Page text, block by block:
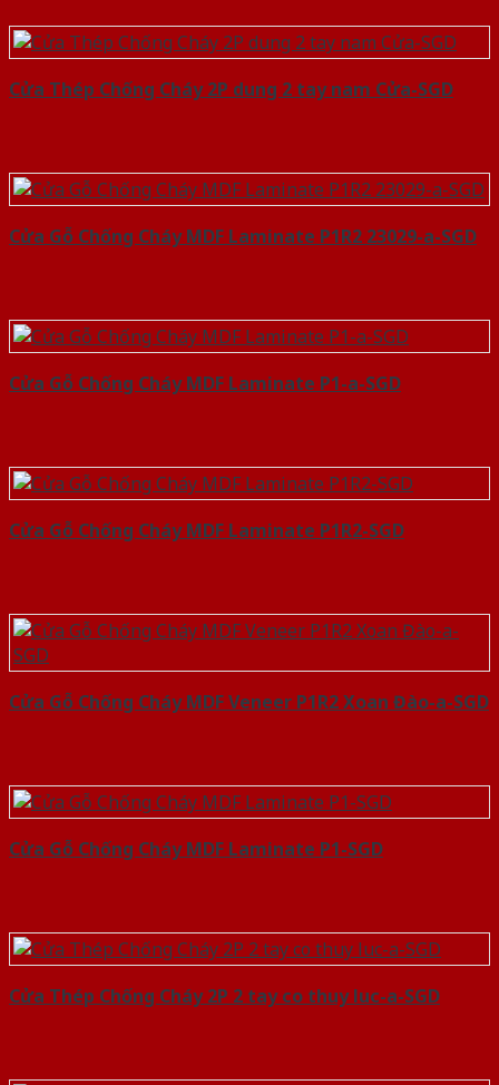
Cửa Thép Chống Cháy 2P dung 2 tay nam Cửa-SGD
Cửa Gỗ Chống Cháy MDF Laminate P1R2 23029-a-SGD
Cửa Gỗ Chống Cháy MDF Laminate P1-a-SGD
Cửa Gỗ Chống Cháy MDF Laminate P1R2-SGD
Cửa Gỗ Chống Cháy MDF Veneer P1R2 Xoan Đào-a-SGD
Cửa Gỗ Chống Cháy MDF Laminate P1-SGD
Cửa Thép Chống Cháy 2P 2 tay co thuy luc-a-SGD